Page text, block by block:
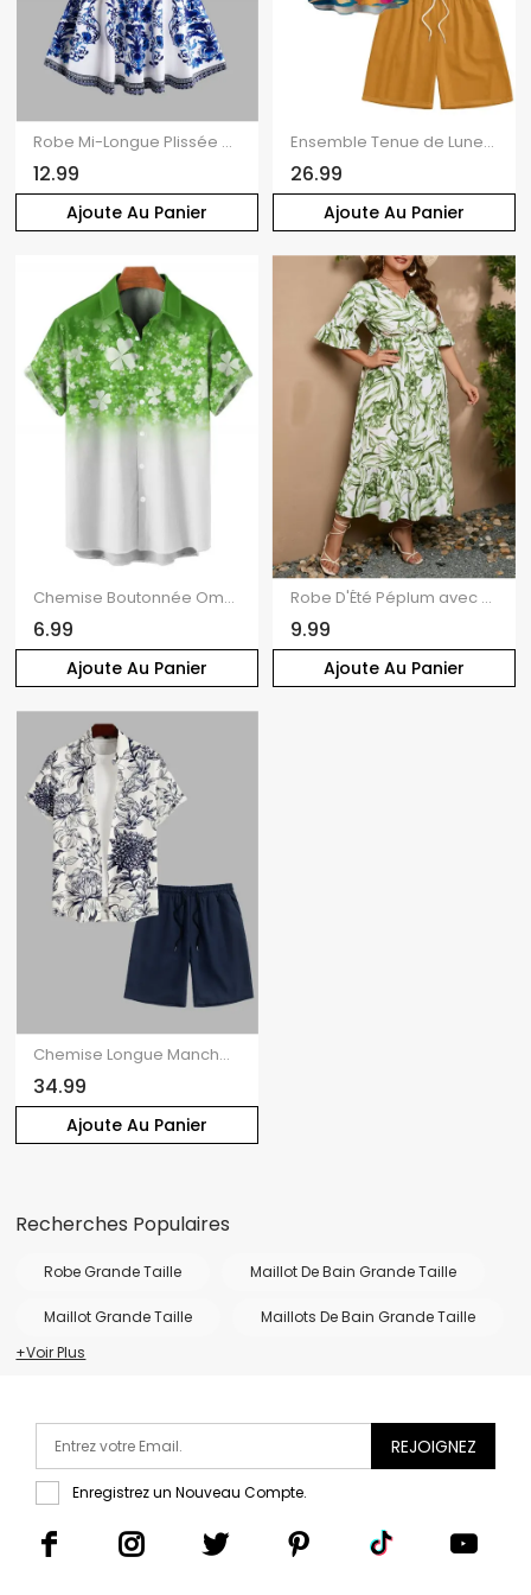
Ajoute Au Panier
Robe Mi-Longue Plissée à Imprimé Fleur Nouée à Epaule Dénudée Courbe de Grande Taille
12.99
Ajoute Au Panier
Ensemble Tenue de Lunettes Solaires et Short Grande Taille avec Cordon de Serrage à Manches Retroussées pour Vacances
26.99
Ajoute Au Panier
Chemise Boutonnée Ombrée Imprimée à Manches Courtes
6.99
Ajoute Au Panier
Robe D'Été Péplum avec Col en V à Imprimé Floral et Manches à Volants Grande-Taille
9.99
Ajoute Au Panier
Chemise Longue Manches Retroussées à Imprimé Floral Grande Taille pour Homme
34.99
Recherches Populaires
Robe Grande Taille Maillot De Bain Grande Taille
Maillot Grande Taille
Maillots De Bain Grande Taille
+Voir Plus
REJOIGNEZ
Enregistrez un Nouveau Compte.